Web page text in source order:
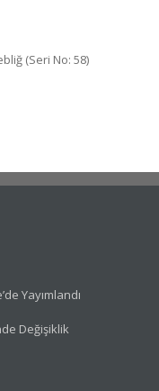
(Seri No: 58)
Yayımlandı
Değişiklik